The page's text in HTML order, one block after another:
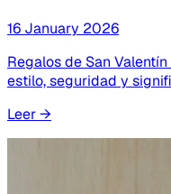
16 January 2026
Regalos de San
estilo, seguridad y
Leer→